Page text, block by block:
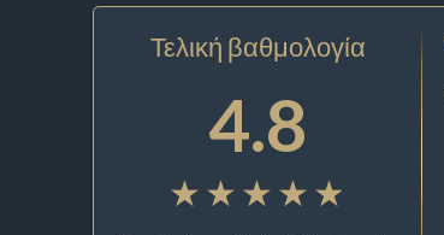
Τελική βαθμολογία
4.8